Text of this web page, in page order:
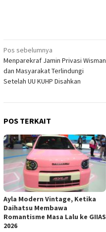
Navigasi
pos
Pos sebelumnya
Menparekraf Jamin Privasi Wisman
dan Masyarakat Terlindungi
Setelah UU KUHP Disahkan
POS TERKAIT
Ayla Modern Vintage, Ketika
Daihatsu Membawa
Romantisme Masa Lalu ke GIIAS
2026